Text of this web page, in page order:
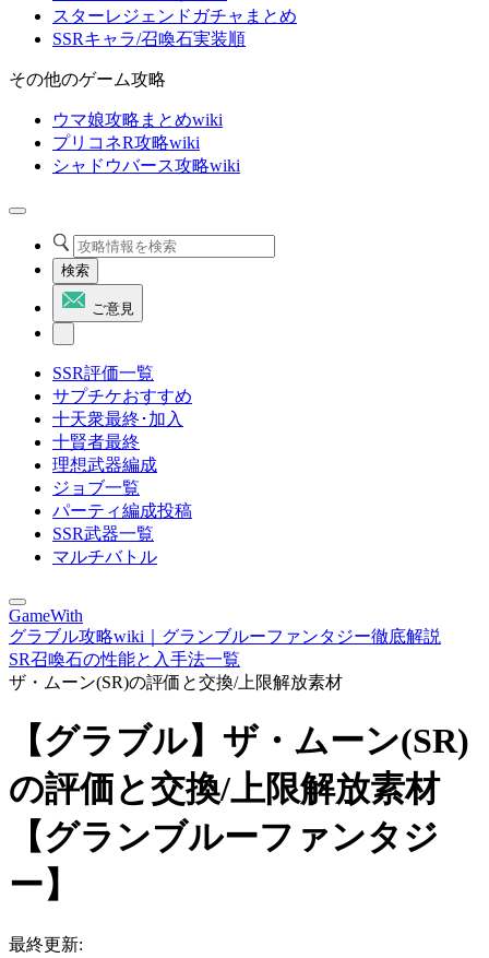
スターレジェンドガチャまとめ
SSRキャラ/召喚石実装順
その他のゲーム攻略
ウマ娘攻略まとめwiki
プリコネR攻略wiki
シャドウバース攻略wiki
検索
ご意見
SSR評価一覧
サプチケおすすめ
十天衆最終･加入
十賢者最終
理想武器編成
ジョブ一覧
パーティ編成投稿
SSR武器一覧
マルチバトル
GameWith
グラブル攻略wiki｜グランブルーファンタジー徹底解説
SR召喚石の性能と入手法一覧
ザ・ムーン(SR)の評価と交換/上限解放素材
【グラブル】ザ・ムーン(SR)
の評価と交換/上限解放素材
【グランブルーファンタジ
ー】
最終更新: